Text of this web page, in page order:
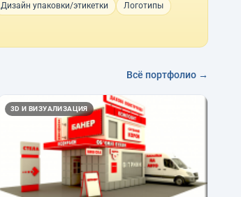
Дизайн упаковки/этикетки
Логотипы
Всё портфолио →
3D И ВИЗУАЛИЗАЦИЯ